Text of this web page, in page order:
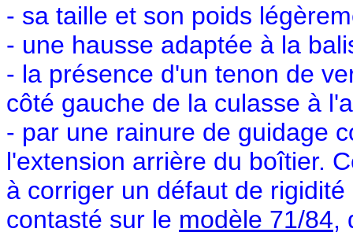
- sa taille et son poids
- une hausse adaptée à la
- la présence d'un tenon de
côté gauche de la culasse à
- par une rainure de guidage
l'extension arrière du boîtier.
à corriger un défaut de
contasté sur le modèle 71/84,